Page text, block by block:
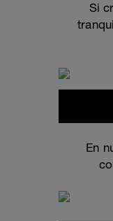
Si
En